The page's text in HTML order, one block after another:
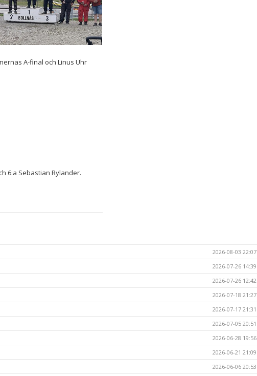
A-final och Linus Uhr
6:a Sebastian Rylander.
2026-08-03 22:07
2026-07-26 14:39
2026-07-26 12:42
2026-07-18 21:27
2026-07-17 21:31
2026-07-05 20:51
2026-06-28 19:56
2026-06-21 21:09
2026-06-06 20:53